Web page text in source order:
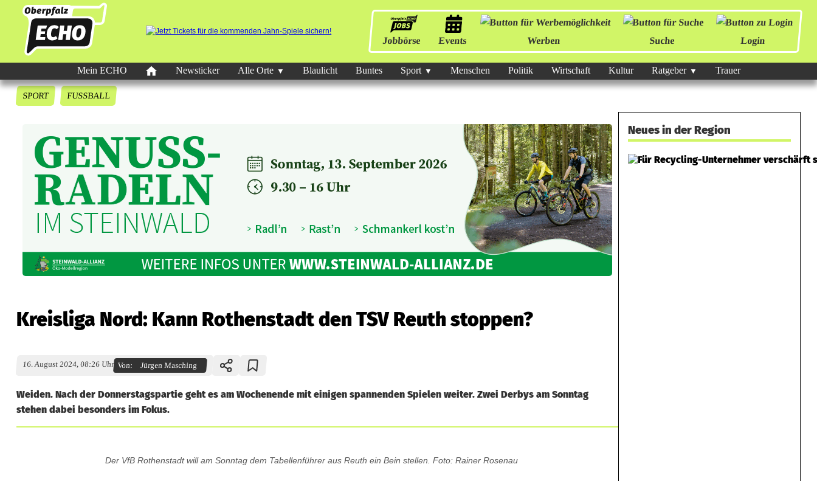
Jobbörse Events Werben Suche Login
Mein ECHO Newsticker Alle Orte Blaulicht Buntes Sport Menschen Politik Wirtschaft Kultur Ratgeber Trauer
SPORT FUSSBALL
Kreisliga Nord: Kann Rothenstadt den TSV Reuth stoppen?
16. August 2024, 08:26 Uhr Von: Jürgen Masching
Weiden. Nach der Donnerstagspartie geht es am Wochenende mit einigen spannenden Spielen weiter. Zwei Derbys am Sonntag
stehen dabei besonders im Fokus.
Der VfB Rothenstadt will am Sonntag dem Tabellenführer aus Reuth ein Bein stellen. Foto: Rainer Rosenau
Neues in der Region